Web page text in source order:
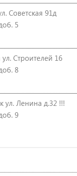
Советская 91д
5
Строителей 16
8
ул. Ленина д.32 !!!
9